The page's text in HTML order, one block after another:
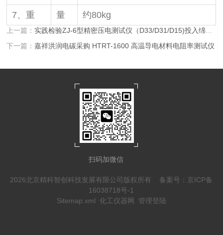
7、重 量 约80kg
上一篇： 实践检验ZJ-6型精密压电测试仪（D33/D31/D15)投入绵阳九院
下一篇：嘉祥洪润电碳采购 HTRT-1600 高温导电材料电阻率测试仪
扫码加微信
2026北京精科智创科技发展有限公司版权所有 备案号：京ICP备
16038718号-1
Sitemap.xml 化工仪器网 管理登陆